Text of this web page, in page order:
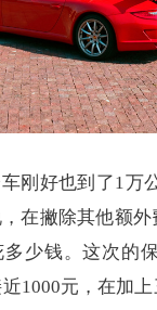
刚好也到了1万
在撇除其他额外
少钱。这次的
1000元，在加